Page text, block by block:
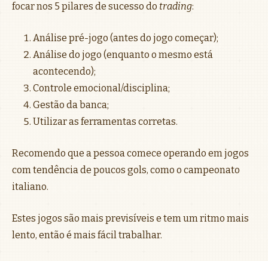
focar nos 5 pilares de sucesso do trading:
Análise pré-jogo (antes do jogo começar);
Análise do jogo (enquanto o mesmo está
acontecendo);
Controle emocional/disciplina;
Gestão da banca;
Utilizar as ferramentas corretas.
Recomendo que a pessoa comece operando em jogos
com tendência de poucos gols, como o campeonato
italiano.
Estes jogos são mais previsíveis e tem um ritmo mais
lento, então é mais fácil trabalhar.